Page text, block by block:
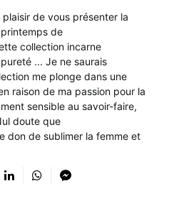
plaisir de vous présenter la
de
collection incarne
... Je ne saurais
me plonge dans une
raison de ma passion pour la
sensible au savoir-faire,
doute que
don de sublimer la femme et